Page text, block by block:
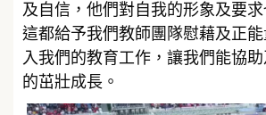
及自信，他們對自我的形象及要求
這都給予我們教師團隊慰藉及正
入我們的教育工作，讓我們能協
的茁壯成長。